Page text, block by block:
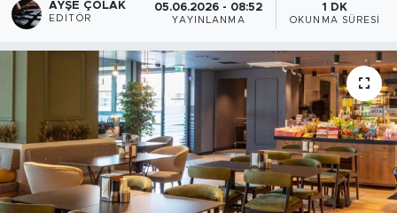
AYŞE ÇOLAK
EDITÖR
05.06.2026 - 08:52
YAYINLANMA
1 DK
OKUNMA SÜRESI
Tüm Manşetler
Son Dakika Haberleri
Haber Arşivi